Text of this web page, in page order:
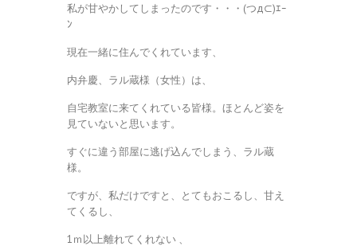
私が甘やかしてしまったのです・・・(つд⊂)ｴｰ
ﾝ
現在一緒に住んでくれています、
内弁慶、ラル蔵様（女性）は、
自宅教室に来てくれている皆様。ほとんど姿を
見ていないと思います。
すぐに違う部屋に逃げ込んでしまう、ラル蔵
様。
ですが、私だけですと、とてもおこるし、甘え
てくるし、
1ｍ以上離れてくれない 、